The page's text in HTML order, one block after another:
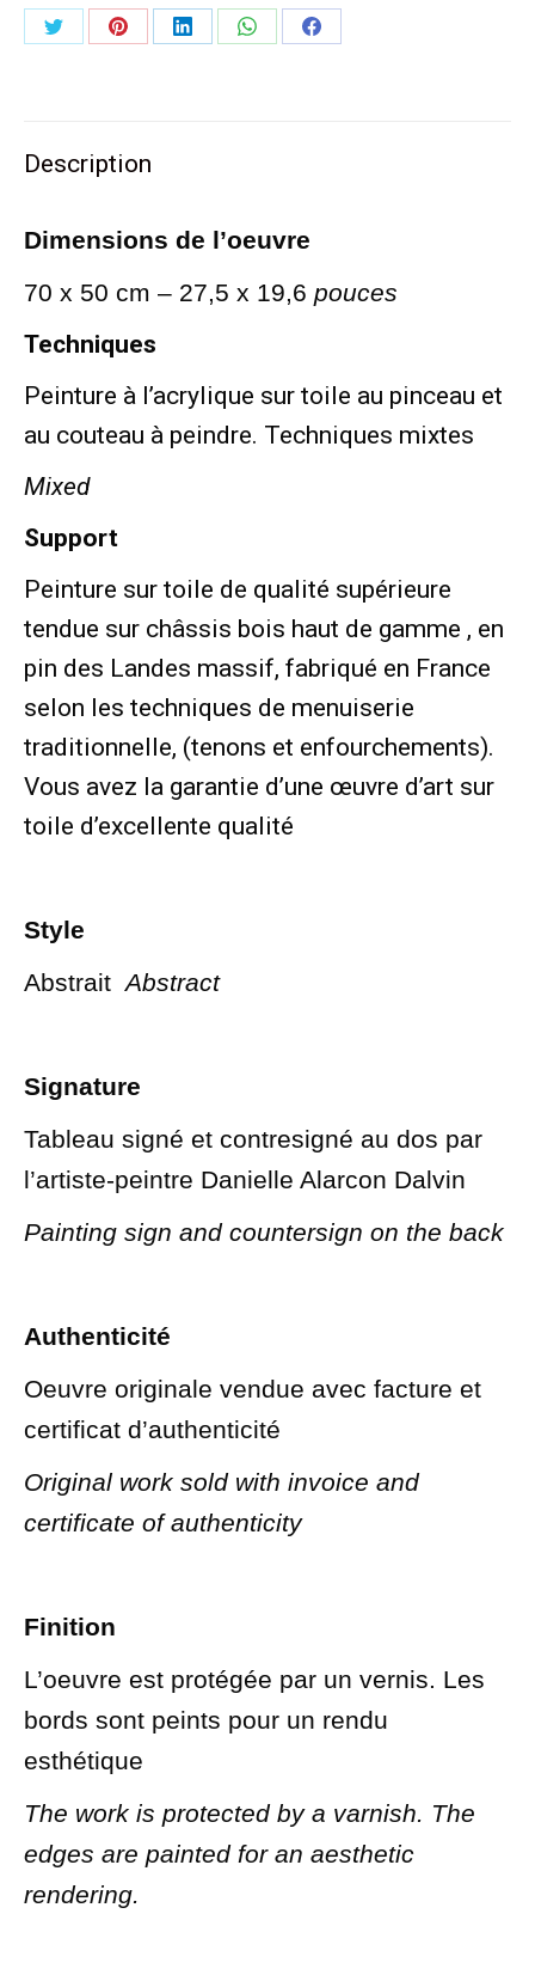
PartagerPartagerPartagerPartagerPartager
Description
Dimensions de l’oeuvre
70 x 50 cm – 27,5 x 19,6 pouces
Techniques
Peinture à l’acrylique sur toile au pinceau et
au couteau à peindre. Techniques mixtes
Mixed
Support
Peinture sur toile de qualité supérieure
tendue sur châssis bois haut de gamme , en
pin des Landes massif, fabriqué en France
selon les techniques de menuiserie
traditionnelle, (tenons et enfourchements).
Vous avez la garantie d’une œuvre d’art sur
toile d’excellente qualité
Style
Abstrait Abstract
Signature
Tableau signé et contresigné au dos par
l’artiste-peintre Danielle Alarcon Dalvin
Painting sign and countersign on the back
Authenticité
Oeuvre originale vendue avec facture et
certificat d’authenticité
Original work sold with invoice and
certificate of authenticity
Finition
L’oeuvre est protégée par un vernis. Les
bords sont peints pour un rendu
esthétique
The work is protected by a varnish. The
edges are painted for an aesthetic
rendering.